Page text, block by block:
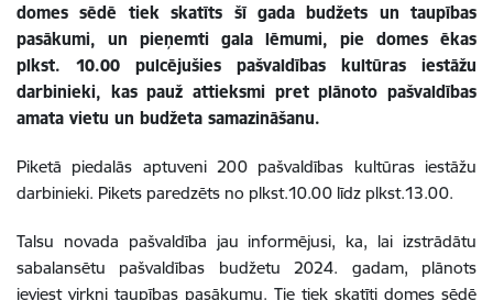
domes sēdē tiek skatīts šī gada budžets un taupības
pasākumi, un pieņemti gala lēmumi, pie domes ēkas
plkst. 10.00 pulcējušies pašvaldības kultūras iestāžu
darbinieki, kas pauž attieksmi pret plānoto pašvaldības
amata vietu un budžeta samazināšanu.
Piketā piedalās aptuveni 200 pašvaldības kultūras iestāžu
darbinieki. Pikets paredzēts no plkst.10.00 līdz plkst.13.00.
Talsu novada pašvaldība jau informējusi, ka, lai izstrādātu
sabalansētu pašvaldības budžetu 2024. gadam, plānots
ieviest virkni taupības pasākumu. Tie tiek skatīti domes sēdē